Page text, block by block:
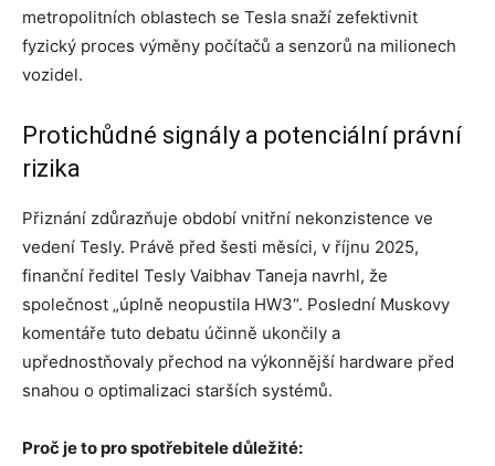
metropolitních oblastech se Tesla snaží zefektivnit
fyzický proces výměny počítačů a senzorů na milionech
vozidel.
Protichůdné signály a potenciální právní
rizika
Přiznání zdůrazňuje období vnitřní nekonzistence ve
vedení Tesly. Právě před šesti měsíci, v říjnu 2025,
finanční ředitel Tesly Vaibhav Taneja navrhl, že
společnost „úplně neopustila HW3“. Poslední Muskovy
komentáře tuto debatu účinně ukončily a
upřednostňovaly přechod na výkonnější hardware před
snahou o optimalizaci starších systémů.
Proč je to pro spotřebitele důležité: